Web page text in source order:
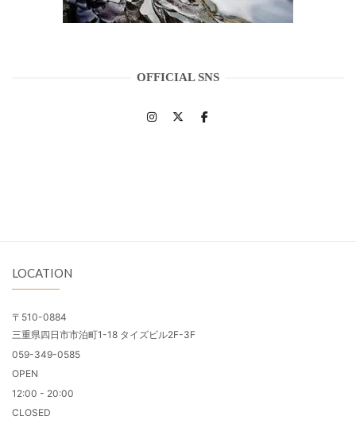
OFFICIAL SNS
LOCATION
〒510-0884
三重県四日市市泊町1-18 タイズビル2F-3F
059-349-0585
OPEN
12:00 - 20:00
CLOSED